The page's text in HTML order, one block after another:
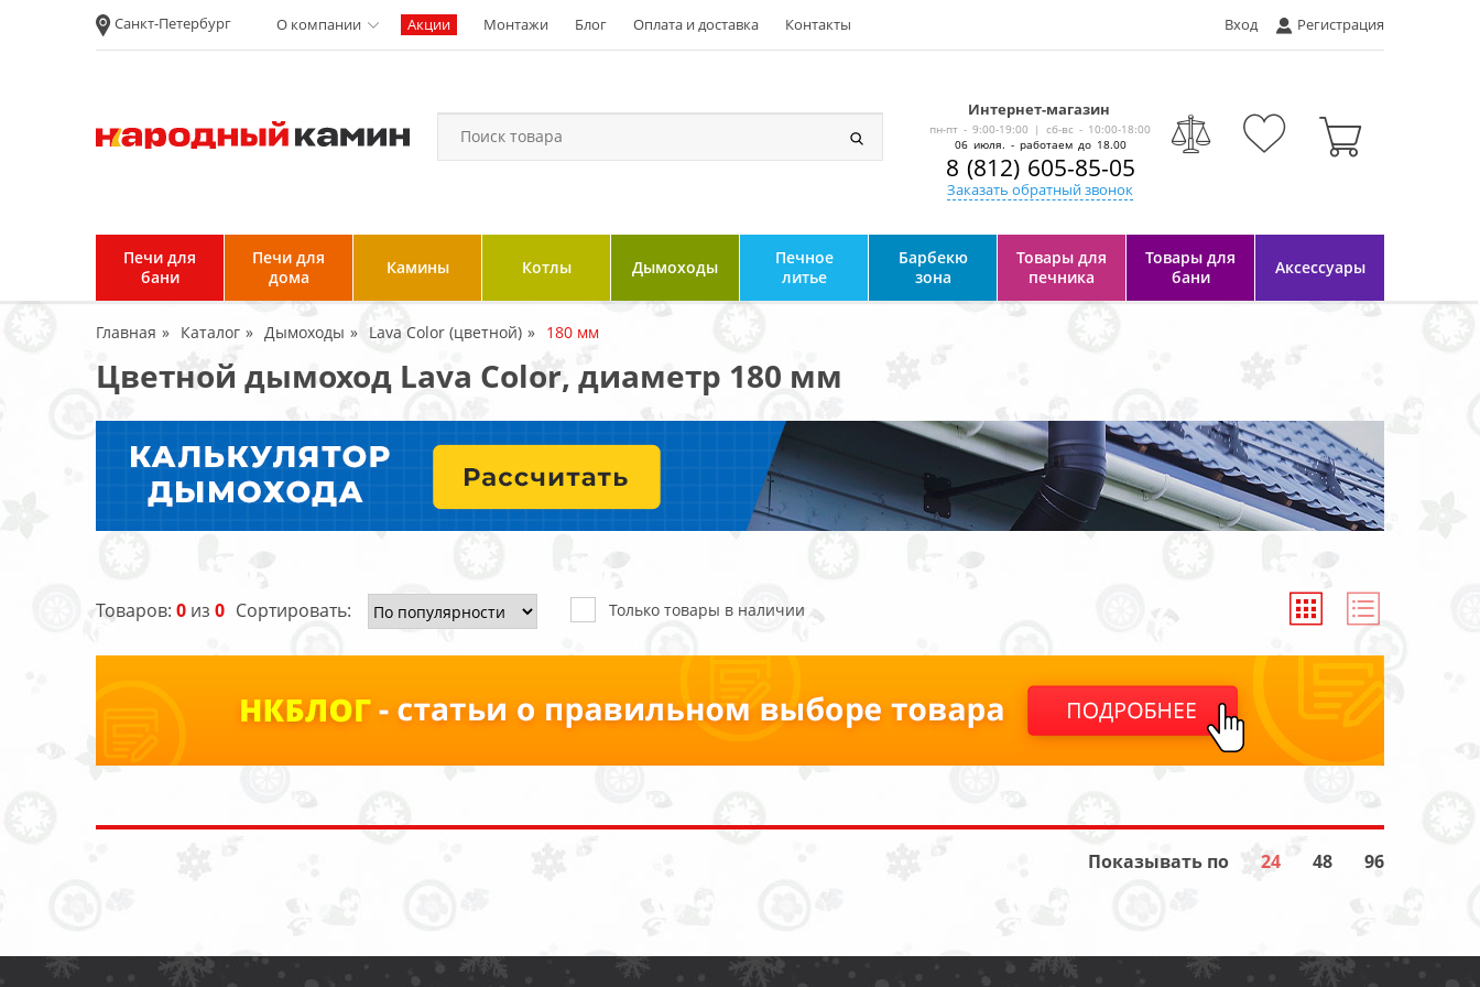
Санкт-Петербург О компании
обработку
персональных
данных
Условия продажи и
возврата товара
Пользовательское
соглашение
Гарантия и возврат
Акции Монтажи Блог Оплата и доставка Контакты Вход Регистрация
Интернет-магазин
-
пн-пт - 9:00-19:00 | сб-вс - 10:00-18:00
06 июля. - работаем до 18.00
8 (812) 605-85-05
Заказать обратный звонок
Печи для
бани
Печи для
дома
Камины Котлы Дымоходы
Печное
литье
Барбекю
зона
Товары для
печника
Товары для
бани
Аксессуары
Главная Каталог Дымоходы Lava Color (цветной) 180 мм
Цветной дымоход Lava Color, диаметр 180 мм
Товаров: 0 из 0 Сортировать: Только товары в наличии
Показывать по 24 48 96